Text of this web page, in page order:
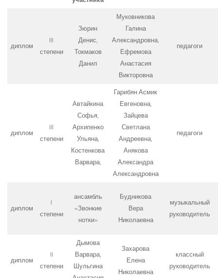
диплом
III
степени
Зюрин
Денис,
Токмаков
Данил
Муковникова
Галина
Александровна,
Ефремова
Анастасия
Викторовна
педагоги
диплом
III
степени
Автайкина
Софья,
Архипенко
Ульяна,
Костенкова
Варвара,
Гарибян Асмик
Евгеновна,
Зайцева
Светлана
Андреевна,
Анякова
Александра
Александровна
педагоги
диплом
I
степени
ансамбль
«Звонкие
нотки»
Будникова
Вера
Николаевна
музыкальный
руководитель
диплом
II
степени
Дымова
Варвара,
Шульгина
Захарова
Елена
Николаевна
классный
руководитель